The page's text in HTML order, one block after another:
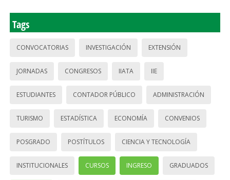
Tags
CONVOCATORIAS INVESTIGACIÓN EXTENSIÓN
JORNADAS CONGRESOS IIATA IIE
ESTUDIANTES CONTADOR PÚBLICO ADMINISTRACIÓN
TURISMO ESTADÍSTICA ECONOMÍA CONVENIOS
POSGRADO POSTÍTULOS CIENCIA Y TECNOLOGÍA
INSTITUCIONALES CURSOS INGRESO GRADUADOS